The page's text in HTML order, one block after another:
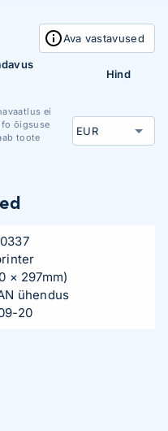
Ava vastavused
Hind
ei
õigsuse
toote
× 297mm)
ühendus
20